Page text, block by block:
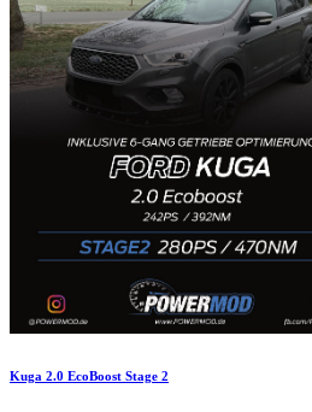
Kuga 2.0 EcoBoost Stage 2